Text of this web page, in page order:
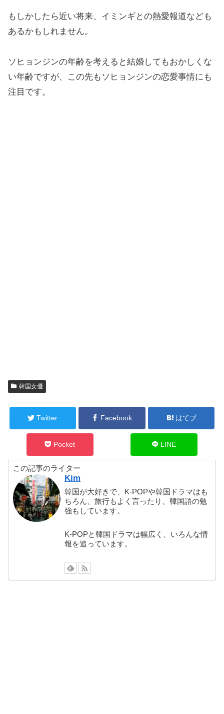
もしかしたら近い将来、イミンギとの熱愛報道なども
あるかもしれません。
ソヒョンジンの年齢を考えると結婚してもおかしくな
い年齢ですが、この先もソヒョンジンの恋愛事情にも
注目です。
韓国女優
Twitter Facebook はてブ
Pocket LINE
この記事のライター
Kim
韓国が大好きで、K-POPや韓国ドラマはも
ちろん、旅行もよく言ったり、韓国語の勉
強もしています。
K-POPと韓国ドラマは幅広く、いろんな情
報を追っています。